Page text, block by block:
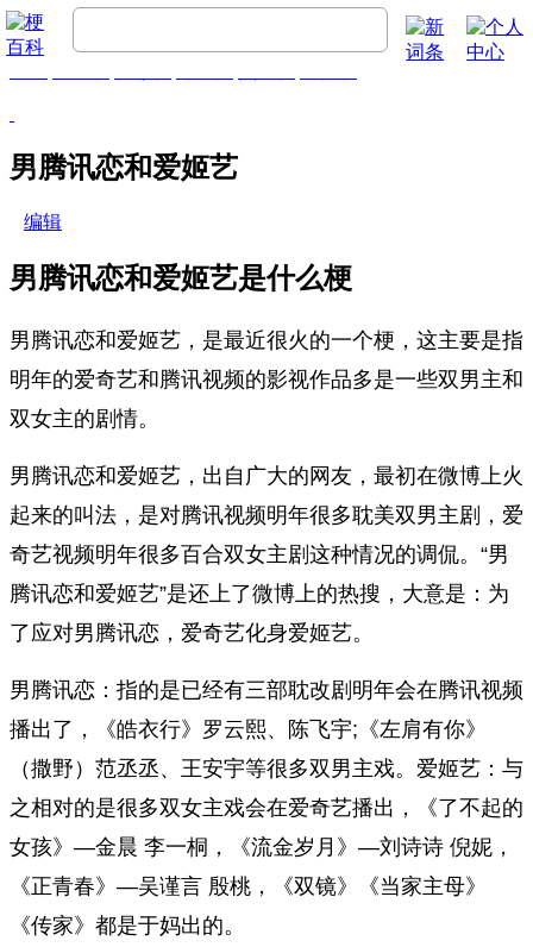
男腾讯恋和爱姬艺
编辑
男腾讯恋和爱姬艺是什么梗
男腾讯恋和爱姬艺，是最近很火的一个梗，这主要是指
明年的爱奇艺和腾讯视频的影视作品多是一些双男主和
双女主的剧情。
男腾讯恋和爱姬艺，出自广大的网友，最初在微博上火
起来的叫法，是对腾讯视频明年很多耽美双男主剧，爱
奇艺视频明年很多百合双女主剧这种情况的调侃。“男
腾讯恋和爱姬艺”是还上了微博上的热搜，大意是：为
了应对男腾讯恋，爱奇艺化身爱姬艺。
男腾讯恋：指的是已经有三部耽改剧明年会在腾讯视频
播出了，《皓衣行》罗云熙、陈飞宇;《左肩有你》
（撒野）范丞丞、王安宇等很多双男主戏。爱姬艺：与
之相对的是很多双女主戏会在爱奇艺播出，《了不起的
女孩》—金晨 李一桐，《流金岁月》—刘诗诗 倪妮，
《正青春》—吴谨言 殷桃，《双镜》《当家主母》
《传家》都是于妈出的。